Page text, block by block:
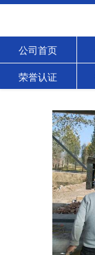
公司首页
荣誉认证